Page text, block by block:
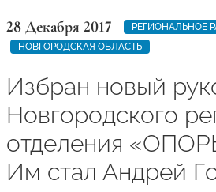
28 Декабря 2017
РЕГИОНАЛЬНОЕ
НОВГОРОДСКАЯ ОБЛАСТЬ
Избран новый
Новгородского
отделения
Им стал Андрей